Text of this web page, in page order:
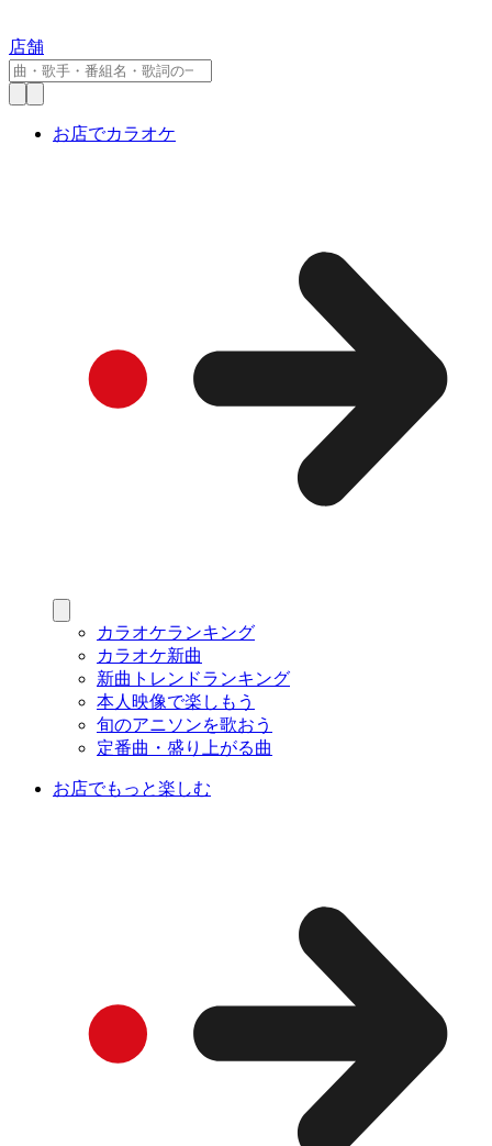
店舗
お店でカラオケ
カラオケランキング
カラオケ新曲
新曲トレンドランキング
本人映像で楽しもう
旬のアニソンを歌おう
定番曲・盛り上がる曲
お店でもっと楽しむ